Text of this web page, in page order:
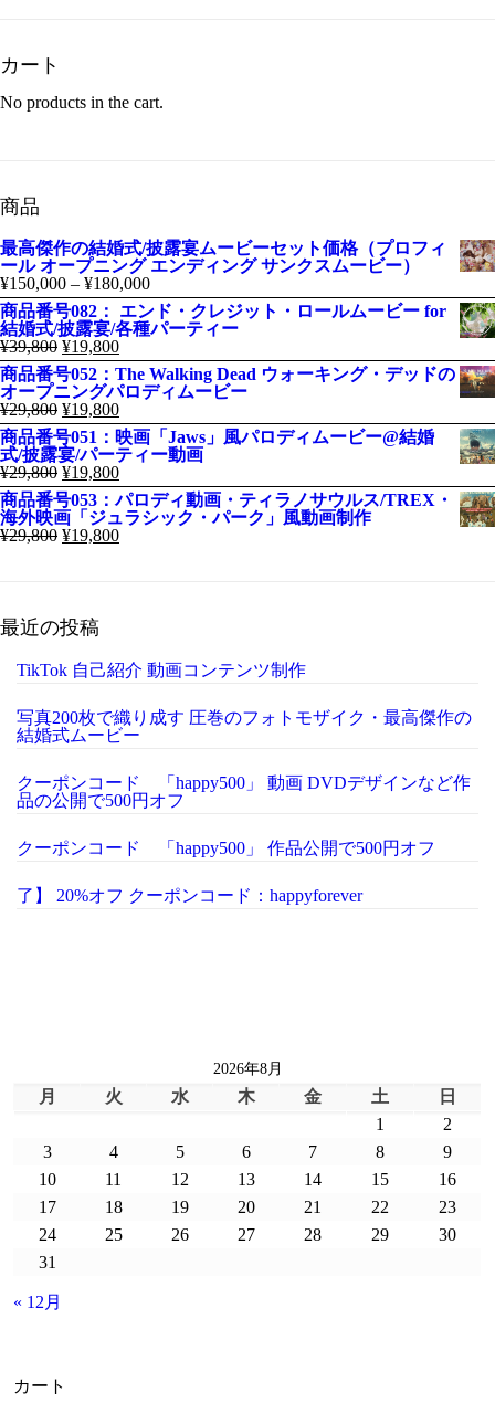
カート
No products in the cart.
商品
最高傑作の結婚式/披露宴ムービーセット価格（プロフィ
ール オープニング エンディング サンクスムービー）
¥150,000 – ¥180,000
商品番号082： エンド・クレジット・ロールムービー for
結婚式/披露宴/各種パーティー
¥39,800 ¥19,800
商品番号052：The Walking Dead ウォーキング・デッドの
オープニングパロディムービー
¥29,800 ¥19,800
商品番号051：映画「Jaws」風パロディムービー@結婚
式/披露宴/パーティー動画
¥29,800 ¥19,800
商品番号053：パロディ動画・ティラノサウルス/TREX・
海外映画「ジュラシック・パーク」風動画制作
¥29,800 ¥19,800
最近の投稿
TikTok 自己紹介 動画コンテンツ制作
写真200枚で織り成す 圧巻のフォトモザイク・最高傑作の
結婚式ムービー
クーポンコード 「happy500」 動画 DVDデザインなど作
品の公開で500円オフ
クーポンコード 「happy500」 作品公開で500円オフ
了】 20%オフ クーポンコード：happyforever
2026年8月
月 火 水 木 金 土
日
1
2
3
4 5 6 7 8
9
10
11 12 13 14 15
16
17
18 19 20 21 22
23
24
25 26 27 28 29
30
31
« 12月
カート